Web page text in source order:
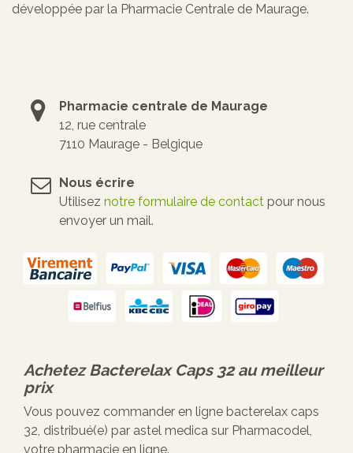
développée par la Pharmacie Centrale de Maurage.
Pharmacie centrale de Maurage
12, rue centrale
7110 Maurage - Belgique
Nous écrire
Utilisez notre formulaire de contact pour nous
envoyer un mail.
AchetezBacterelax Caps 32au meilleur
prix
Vous pouvez commander en ligne bacterelax caps
32, distribué(e) par astel medica sur Pharmacodel,
votre pharmacie en ligne.